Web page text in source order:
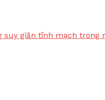
giãn tĩnh mạch trong